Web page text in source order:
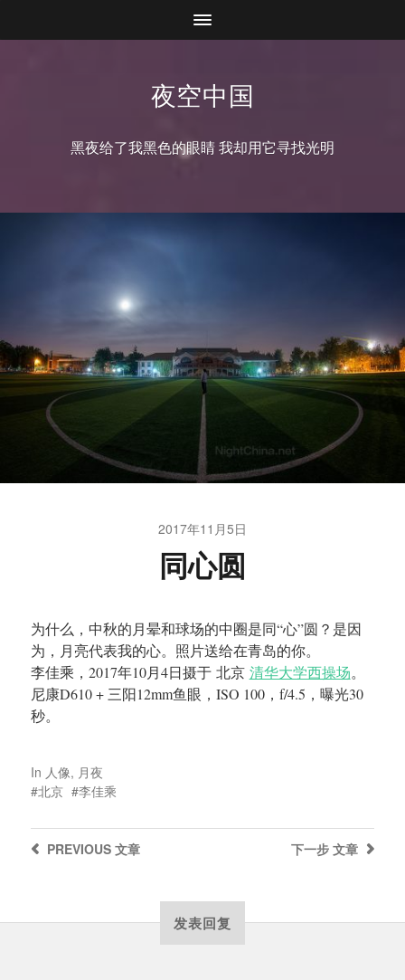
夜空中国
黑夜给了我黑色的眼睛 我却用它寻找光明
2017年11月5日
同心圆
为什么，中秋的月晕和球场的中圈是同“心”圆？是因
为，月亮代表我的心。照片送给在青岛的你。
李佳乘，2017年10月4日摄于 北京 清华大学西操场。
尼康D610 + 三阳12mm鱼眼，ISO 100，f/4.5，曝光30
秒。
In 人像, 月夜
北京
李佳乘
下一步 文章
PREVIOUS文章
发表回复